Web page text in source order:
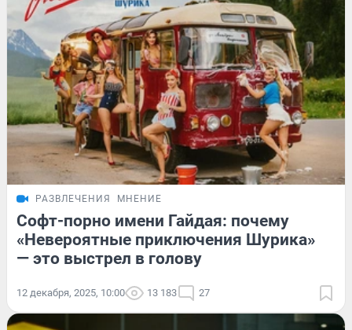
РАЗВЛЕЧЕНИЯ МНЕНИЕ
Софт-порно имени Гайдая: почему
«Невероятные приключения Шурика»
— это выстрел в голову
12 декабря, 2025, 10:00 13 183 27